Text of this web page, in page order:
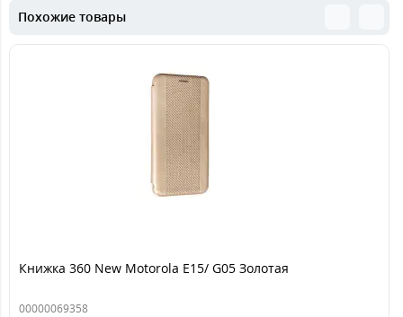
Похожие товары
Книжка 360 New Motorola E15/ G05 Золотая
00000069358